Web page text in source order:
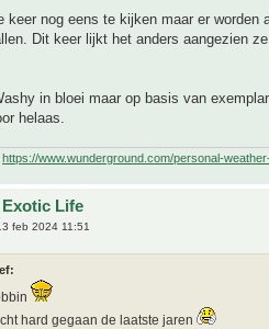
keer nog eens te kijken maar er
Dit keer lijkt het anders aangezien
in bloei maar op basis van
helaas.
https://www.wunderground.com/personal-
Life
feb 2024 11:51
hard gegaan de laatste jaren